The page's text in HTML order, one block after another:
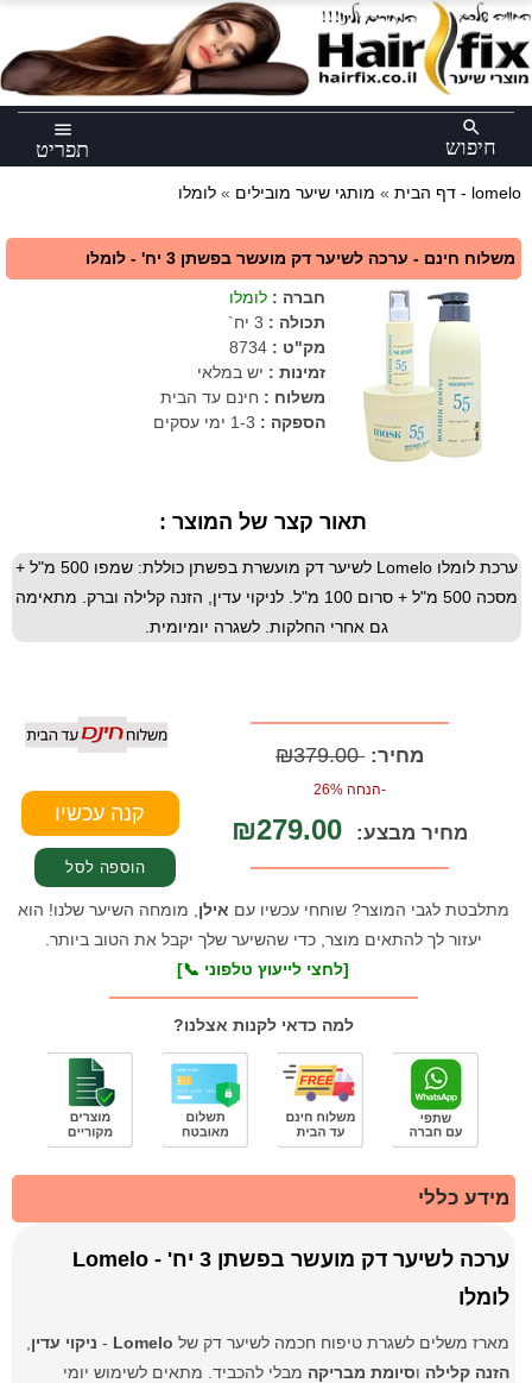
menu
תפריט
search
חיפוש
דף הבית » מותגי שיער מובילים » לומלו - lomelo
משלוח חינם - ערכה לשיער דק מועשר בפשתן 3 יח' - לומלו
חברה : לומלו
תכולה : 3 יח`
מק"ט :
8734
זמינות : יש במלאי
משלוח : חינם עד הבית
הספקה : 1-3 ימי עסקים
תאור קצר של המוצר :
ערכת לומלו Lomelo לשיער דק מועשרת בפשתן כוללת: שמפו 500 מ"ל +
מסכה 500 מ"ל + סרום 100 מ"ל. לניקוי עדין, הזנה קלילה וברק. מתאימה
גם אחרי החלקות. לשגרה יומיומית.
מחיר: ₪379.00
-הנחה 26%
מחיר מבצע: ₪279.00
מתלבטת לגבי המוצר? שוחחי עכשיו עם אילן , מומחה השיער שלנו! הוא
יעזור לך להתאים מוצר, כדי שהשיער שלך יקבל את הטוב ביותר.
[לחצי לייעוץ טלפוני 📞]
למה כדאי לקנות אצלנו?
מידע כללי
ערכה לשיער דק מועשר בפשתן 3 יח' - Lomelo
לומלו
מארז משלים לשגרת טיפוח חכמה לשיער דק של Lomelo
- ניקוי עדין
הזנה קלילה וסיומת מבריקה מבלי להכביד. מתאים לשימוש יומי
×